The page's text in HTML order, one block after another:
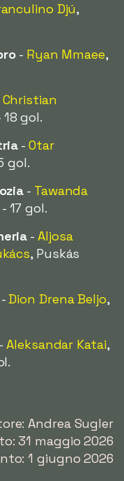
Djú,
- Ryan Mmaee,
Christian
gol.
-Otar
gol.
- Tawanda
17 gol.
-Aljosa
, Puskás
Dion Drena Beljo,
Aleksandar Katai,
Andrea Sugler
31 maggio 2026
1 giugno 2026